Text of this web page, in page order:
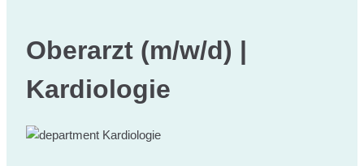
Oberarzt (m/w/d) |
Kardiologie
Kardiologie